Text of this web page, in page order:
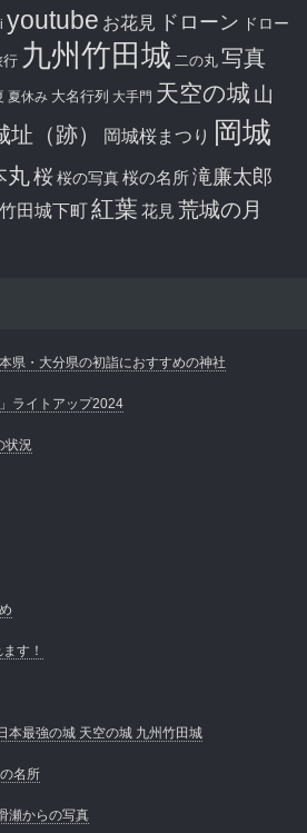
youtube お花見 ドローン ドロー
行 九州竹田城 二の丸 写真
夏休み 大名行列 大手門 天空の城 山
址（跡） 岡城桜まつり
岡城
丸桜桜の写真桜の名所滝廉太郎
竹田城下町紅葉 花見 荒城の月
県・大分県の初詣におすすめの神社
ライトアップ2024
状況
す！
本最強の城 天空の城 九州竹田城
名所
瀬からの写真